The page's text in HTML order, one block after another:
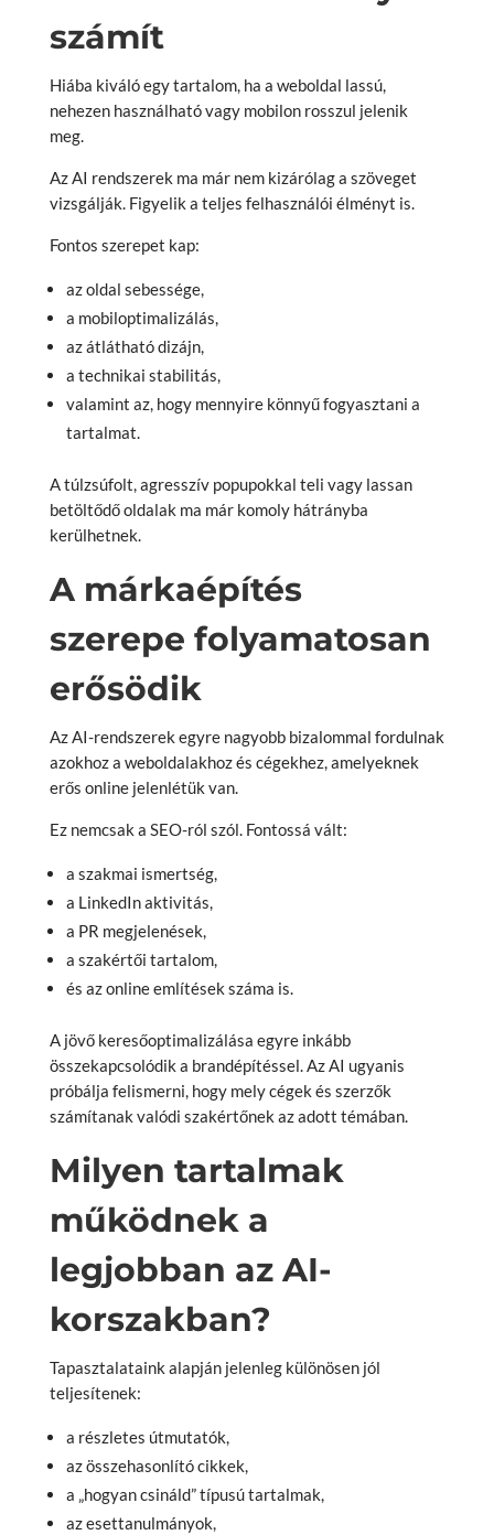
számít
Hiába kiváló egy tartalom, ha a weboldal lassú,
nehezen használható vagy mobilon rosszul jelenik
meg.
Az AI rendszerek ma már nem kizárólag a szöveget
vizsgálják. Figyelik a teljes felhasználói élményt is.
Fontos szerepet kap:
az oldal sebessége,
a mobiloptimalizálás,
az átlátható dizájn,
a technikai stabilitás,
valamint az, hogy mennyire könnyű fogyasztani a
tartalmat.
A túlzsúfolt, agresszív popupokkal teli vagy lassan
betöltődő oldalak ma már komoly hátrányba
kerülhetnek.
A márkaépítés
szerepe folyamatosan
erősödik
Az AI-rendszerek egyre nagyobb bizalommal fordulnak
azokhoz a weboldalakhoz és cégekhez, amelyeknek
erős online jelenlétük van.
Ez nemcsak a SEO-ról szól. Fontossá vált:
a szakmai ismertség,
a LinkedIn aktivitás,
a PR megjelenések,
a szakértői tartalom,
és az online említések száma is.
A jövő keresőoptimalizálása egyre inkább
összekapcsolódik a brandépítéssel. Az AI ugyanis
próbálja felismerni, hogy mely cégek és szerzők
számítanak valódi szakértőnek az adott témában.
Milyen tartalmak
működnek a
legjobban az AI-
korszakban?
Tapasztalataink alapján jelenleg különösen jól
teljesítenek:
a részletes útmutatók,
az összehasonlító cikkek,
a „hogyan csináld” típusú tartalmak,
az esettanulmányok,